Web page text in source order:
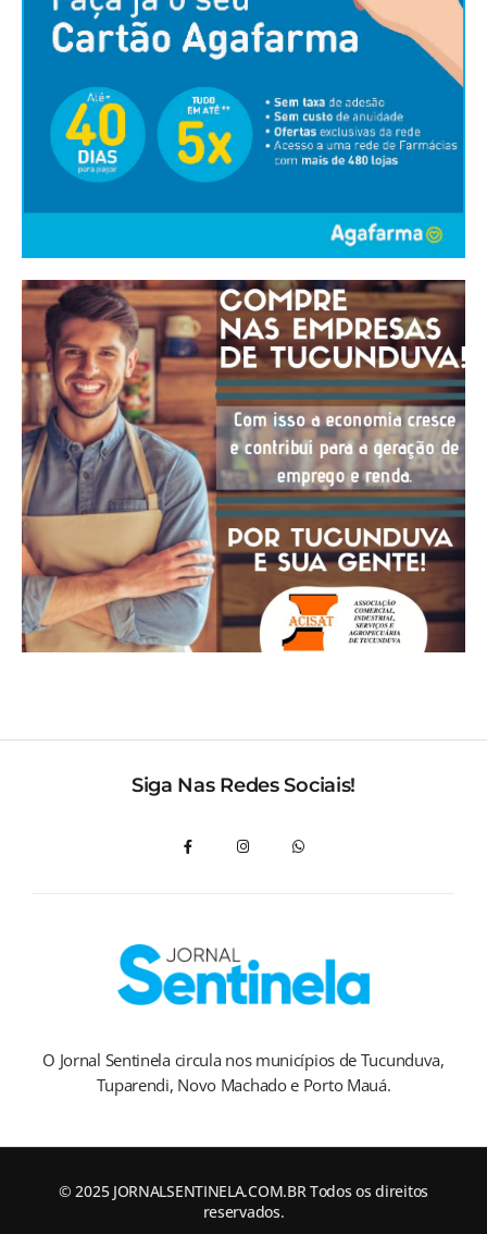
Siga Nas Redes Sociais!
O Jornal Sentinela circula nos municípios de Tucunduva,
Tuparendi, Novo Machado e Porto Mauá.
© 2025 JORNALSENTINELA.COM.BR Todos os direitos
reservados.